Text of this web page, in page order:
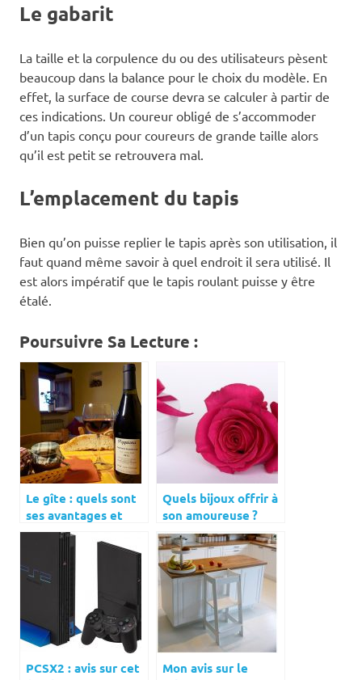
Le gabarit
La taille et la corpulence du ou des utilisateurs pèsent
beaucoup dans la balance pour le choix du modèle. En
effet, la surface de course devra se calculer à partir de
ces indications. Un coureur obligé de s’accommoder
d’un tapis conçu pour coureurs de grande taille alors
qu’il est petit se retrouvera mal.
L’emplacement du tapis
Bien qu’on puisse replier le tapis après son utilisation, il
faut quand même savoir à quel endroit il sera utilisé. Il
est alors impératif que le tapis roulant puisse y être
étalé.
Poursuivre Sa Lecture :
Le gîte : quels sont
ses avantages et
comment le choisir ?
Quels bijoux offrir à
son amoureuse ?
PCSX2 : avis sur cet
Mon avis sur le